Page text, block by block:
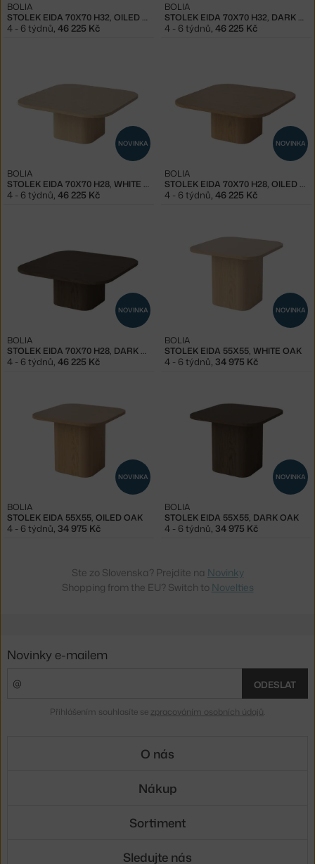
STOLEK EIDA 70X70 H32, OILED OAK
BOLIA
4 - 6 týdnů, 46 225 Kč
STOLEK EIDA 70X70 H32, DARK OAK
BOLIA
4 - 6 týdnů, 46 225 Kč
NOVINKA
STOLEK EIDA 70X70 H28, WHITE OAK
BOLIA
4 - 6 týdnů, 46 225 Kč
NOVINKA
STOLEK EIDA 70X70 H28, OILED OAK
BOLIA
4 - 6 týdnů, 46 225 Kč
NOVINKA
STOLEK EIDA 70X70 H28, DARK OAK
BOLIA
4 - 6 týdnů, 46 225 Kč
NOVINKA
STOLEK EIDA 55X55, WHITE OAK
BOLIA
4 - 6 týdnů, 34 975 Kč
NOVINKA
STOLEK EIDA 55X55, OILED OAK
BOLIA
4 - 6 týdnů, 34 975 Kč
NOVINKA
STOLEK EIDA 55X55, DARK OAK
BOLIA
4 - 6 týdnů, 34 975 Kč
Ste zo Slovenska? Prejdite na Novinky
Shopping from the EU? Switch to Novelties
Novinky e-mailem
ODESLAT
Přihlášením souhlasíte se zpracováním osobních údajů
O nás
Nákup
Sortiment
Sledujte nás